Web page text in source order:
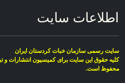
اطلاعات سایت
سایت رسمی سازمان خبات کردستان ایران
کلیە حقوق این سایت برای کمیسیون انتشارات و
محفوظ است.